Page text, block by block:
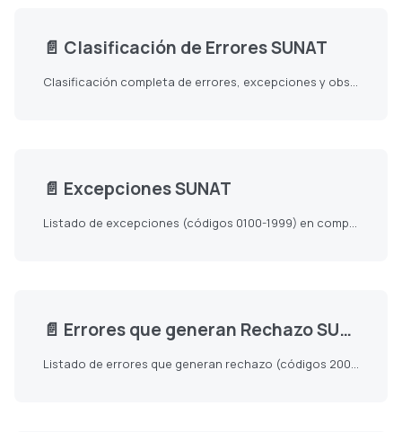
📄️ Clasificación de Errores SUNAT
Clasificación completa de errores, excepciones y observaciones en comprobantes electrónicos SUNAT Perú.
📄️ Excepciones SUNAT
Listado de excepciones (códigos 0100-1999) en comprobantes electrónicos SUNAT Perú.
📄️ Errores que generan Rechazo SUNAT
Listado de errores que generan rechazo (códigos 2000-3999) en comprobantes electrónicos SUNAT Perú.